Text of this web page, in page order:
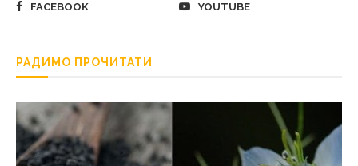
FACEBOOK YOUTUBE
РАДИМО ПРОЧИТАТИ